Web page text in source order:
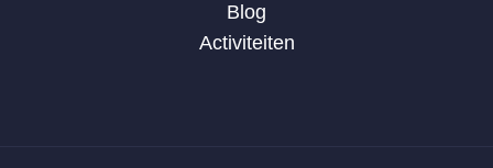
Blog
Activiteiten